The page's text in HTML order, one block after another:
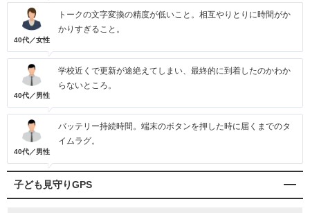
40代／女性
トークの文字変換の精度が低いこと。相互やりとりに時間がか
かりすぎること。
40代／男性
学校近くで更新が途絶えてしまい、最終的に到着したのかわか
らないところ。
40代／男性
バッテリー持続時間。端末のボタンを押した時に届くまでのタ
イムラグ。
子ども見守りGPS